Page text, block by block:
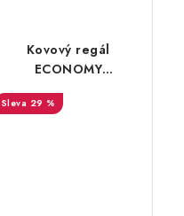
Kovový regál
ECONOMY
240x120x60 6 polic -
černá
29 %